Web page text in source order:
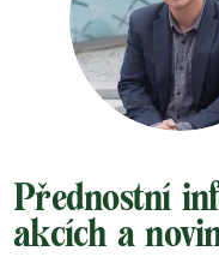
Přednostní
akcích a